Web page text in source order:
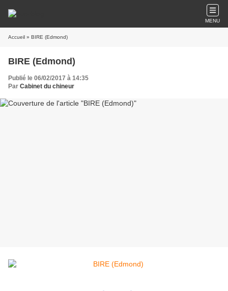
MENU
Accueil » BIRE (Edmond)
BIRE (Edmond)
Publié le 06/02/2017 à 14:35
Par Cabinet du chineur